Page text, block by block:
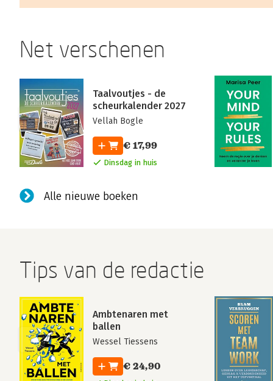
Net verschenen
Taalvoutjes - de
scheurkalender 2027
Vellah Bogle
€ 17,99
Dinsdag in huis
Alle nieuwe boeken
Tips van de redactie
Ambtenaren met
ballen
Wessel Tiessens
€ 24,90